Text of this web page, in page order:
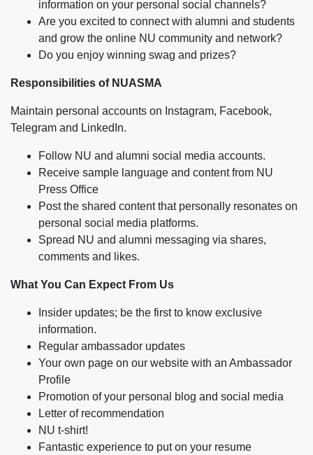
information on your personal social channels?
Are you excited to connect with alumni and students
and grow the online NU community and network?
Do you enjoy winning swag and prizes?
Responsibilities of NUASMA
Maintain personal accounts on Instagram, Facebook,
Telegram and LinkedIn.
Follow NU and alumni social media accounts.
Receive sample language and content from NU
Press Office
Post the shared content that personally resonates on
personal social media platforms.
Spread NU and alumni messaging via shares,
comments and likes.
What You Can Expect From Us
Insider updates; be the first to know exclusive
information.
Regular ambassador updates
Your own page on our website with an Ambassador
Profile
Promotion of your personal blog and social media
Letter of recommendation
NU t-shirt!
Fantastic experience to put on your resume